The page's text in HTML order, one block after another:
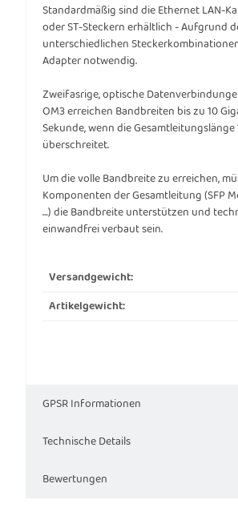
Standardmäßig sind die Ethernet LAN-
oder ST-Steckern erhältlich - Aufgrund
unterschiedlichen
Adapter notwendig.
Zweifasrige, optische
OM3 erreichen Bandbreiten bis zu 10
Sekunde, wenn die
überschreitet.
Um die volle Bandbreite zu erreichen,
Komponenten der Gesamtleitung (SFP
…) die Bandbreite unterstützen und
einwandfrei verbaut sein.
Versandgewicht:
Artikelgewicht:
GPSR Informationen
Technische Details
Bewertungen